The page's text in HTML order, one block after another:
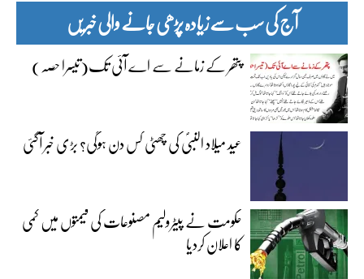
آج کی سب سے زیادہ پڑھی جانے والی خبریں
پتھر کے زمانے سے اے آئی تک(تیسرا حصہ)
عید میلاد النبیؐ کی چھٹی کس دن ہوگی؟ بڑی خبر آگئی
حکومت نے پیٹرولیم مصنوعات کی قیمتوں میں کمی
کا اعلان کردیا